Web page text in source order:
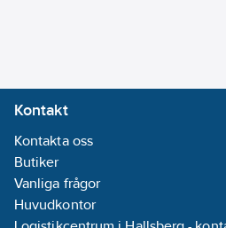
Kontakt
Kontakta oss
Butiker
Vanliga frågor
Huvudkontor